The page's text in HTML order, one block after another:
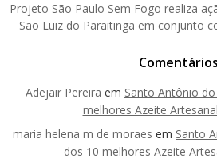
Projeto São Paulo Sem Fogo realiza
São Luiz do Paraitinga em conjunto
Comentários
Adejair Pereira em Santo Antônio
melhores Azeite
maria helena m de moraes em Santo
dos 10 melhores Azeite